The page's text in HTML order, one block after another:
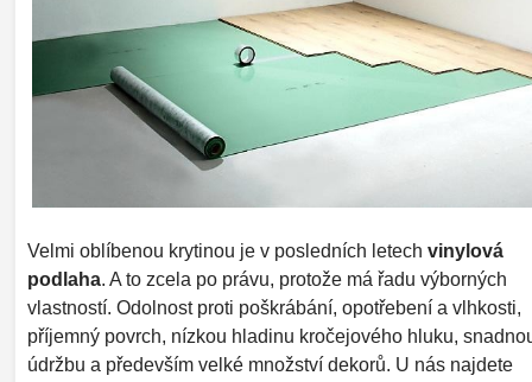
Velmi oblíbenou krytinou je v posledních letech vinylová
podlaha. A to zcela po právu, protože má řadu výborných
vlastností. Odolnost proti poškrábání, opotřebení a vlhkosti,
příjemný povrch, nízkou hladinu kročejového hluku,
údržbu a především velké množství dekorů. U nás najdete